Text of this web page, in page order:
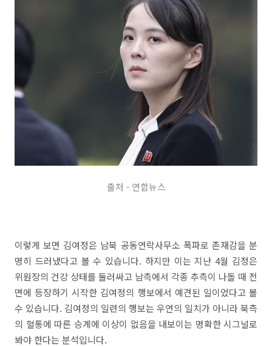
출처 - 연합뉴스
이렇게 보면 김여정은 남북 공동연락사무소 폭파로 존재감을 분
명히 드러냈다고 볼 수 있습니다. 하지만 이는 지난 4월 김정은
위원장의 건강 상태를 둘러싸고 남측에서 각종 추측이 나돌 때 전
면에 등장하기 시작한 김여정의 행보에서 예견된 일이었다고 볼
수 있습니다. 김여정의 일련의 행보는 우연의 일치가 아니라 북측
의 혈통에 따른 승계에 이상이 없음을 내보이는 명확한 시그널로
봐야 한다는 분석입니다.